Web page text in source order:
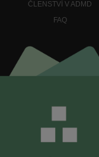
ČLENSTVÍ V ADMD
FAQ